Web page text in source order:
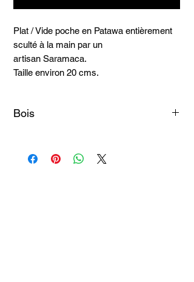
Plat / Vide poche en Patawa entièrement
sculté à la main par un
artisan Saramaca.
Taille environ 20 cms.
Bois